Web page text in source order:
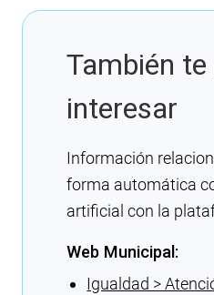
También
interesar
Información
forma automática
artificial con la
Web Municipal:
Igualdad >